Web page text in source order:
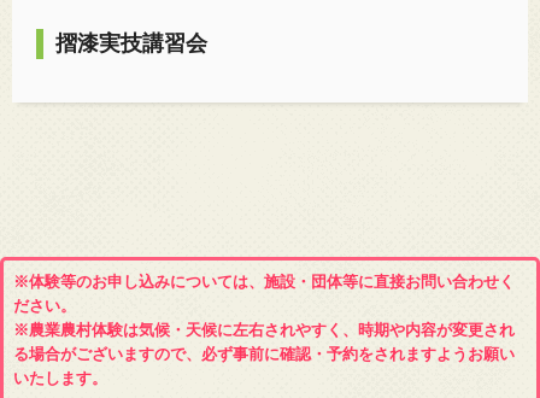
摺漆実技講習会
※体験等のお申し込みについては、施設・団体等に直接お問い合わせく
ださい。
※農業農村体験は気候・天候に左右されやすく、時期や内容が変更され
る場合がございますので、必ず事前に確認・予約をされますようお願い
いたします。